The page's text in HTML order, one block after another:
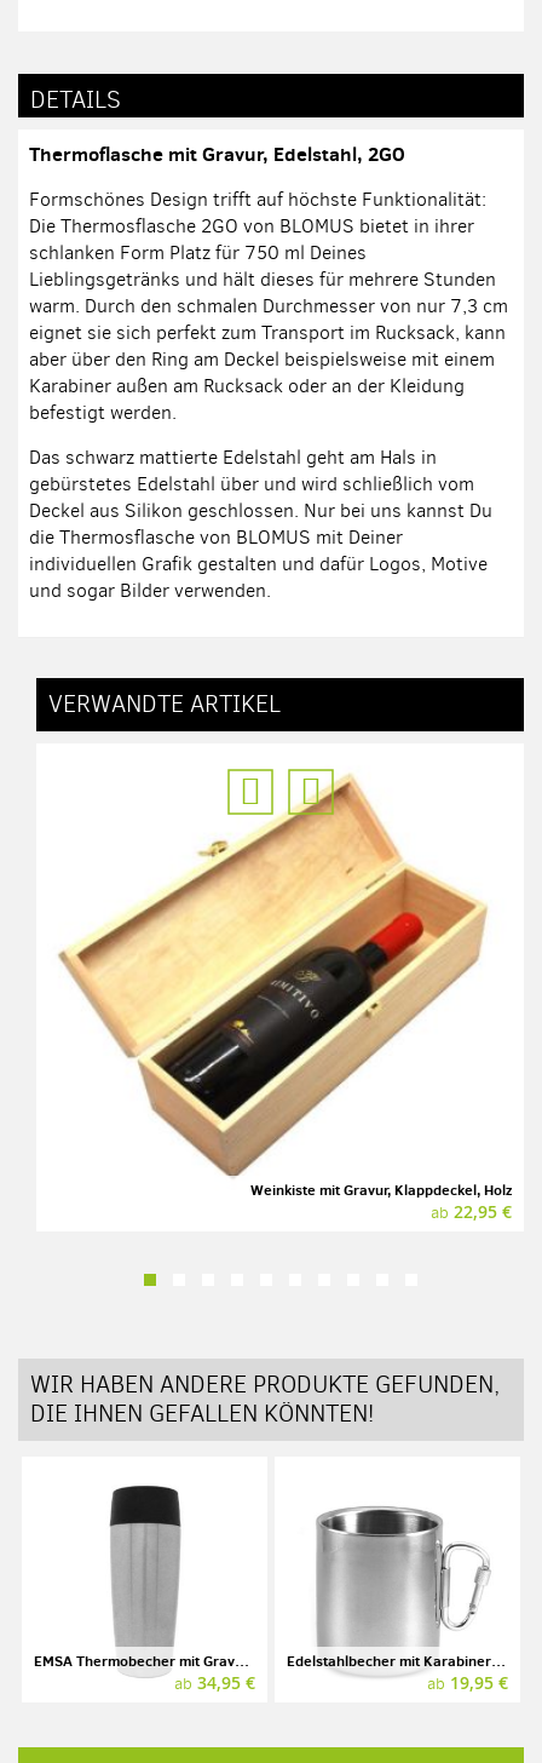
DETAILS
Thermoflasche mit Gravur, Edelstahl, 2GO
Formschönes Design trifft auf höchste Funktionalität:
Die Thermosflasche 2GO von BLOMUS bietet in ihrer
schlanken Form Platz für 750 ml Deines
Lieblingsgetränks und hält dieses für mehrere Stunden
warm. Durch den schmalen Durchmesser von nur 7,3 cm
eignet sie sich perfekt zum Transport im Rucksack, kann
aber über den Ring am Deckel beispielsweise mit einem
Karabiner außen am Rucksack oder an der Kleidung
befestigt werden.
Das schwarz mattierte Edelstahl geht am Hals in
gebürstetes Edelstahl über und wird schließlich vom
Deckel aus Silikon geschlossen. Nur bei uns kannst Du
die Thermosflasche von BLOMUS mit Deiner
individuellen Grafik gestalten und dafür Logos, Motive
und sogar Bilder verwenden.
VERWANDTE ARTIKEL
Weinkiste mit Gravur, Klappdeckel, Holz
ab 22,95 €
WIR HABEN ANDERE PRODUKTE GEFUNDEN,
DIE IHNEN GEFALLEN KÖNNTEN!
EMSA Thermobecher mit Gravur, Edelstahl, 0,36l
ab 34,95 €
Edelstahlbecher mit Karabiner und Gravur, 0,33 l
ab 19,95 €